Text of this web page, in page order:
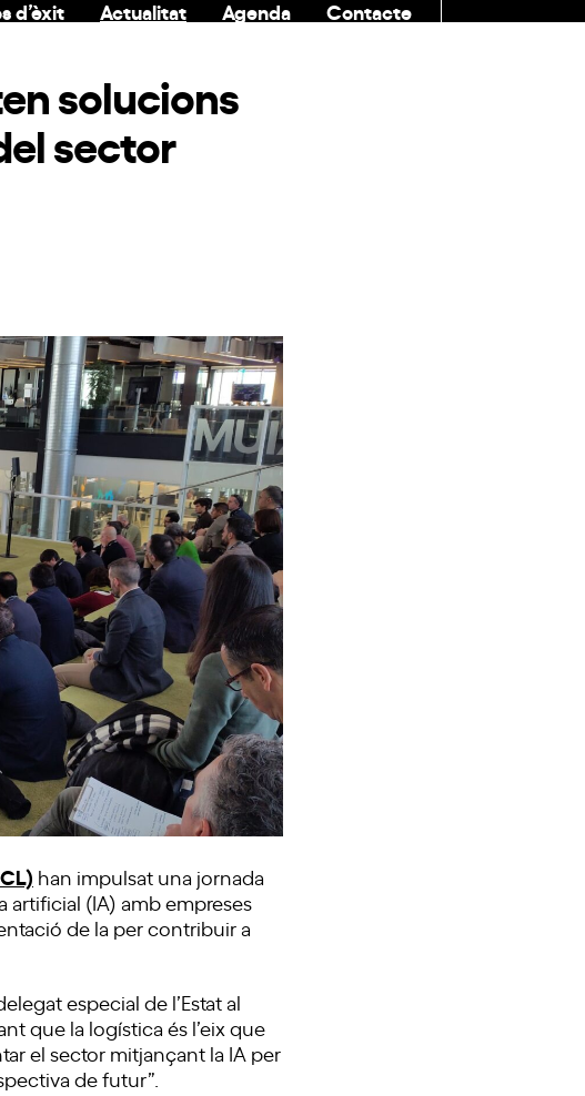
d’èxit Actualitat Agenda
Contacte
solucions
sector
han impulsat una jornada
(IA) amb empreses
de la per contribuir a
especial de l’Estat al
que la logística és l’eix que
el sector mitjançant la IA per
de futur”.